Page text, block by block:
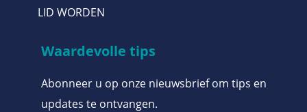
LID WORDEN
Waardevolle tips
Abonneer u op onze nieuwsbrief om tips en
updates te ontvangen.